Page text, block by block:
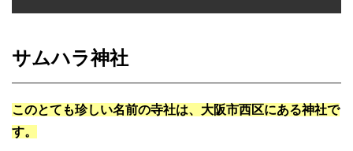
サムハラ神社
このとても珍しい名前の寺社は、大阪市西区にある神社で
す。